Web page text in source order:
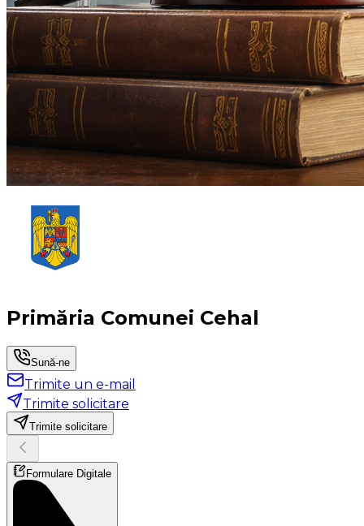
Primăria Comunei Cehal
Sună-ne
Trimite un e-mail
Trimite solicitare
Trimite solicitare
Formulare Digitale